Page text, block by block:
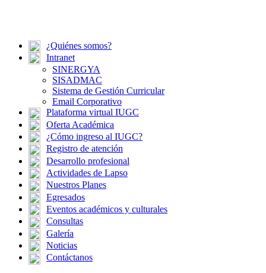
¿Quiénes somos?
Intranet
SINERGYA
SISADMAC
Sistema de Gestión Curricular
Email Corporativo
Plataforma virtual IUGC
Oferta Académica
¿Cómo ingreso al IUGC?
Registro de atención
Desarrollo profesional
Actividades de Lapso
Nuestros Planes
Egresados
Eventos académicos y culturales
Consultas
Galería
Noticias
Contáctanos